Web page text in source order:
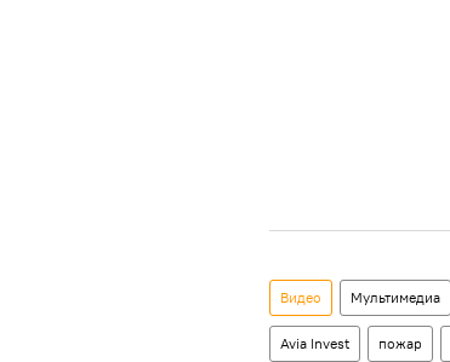
Видео Мультимедиа
Avia Invest пожар